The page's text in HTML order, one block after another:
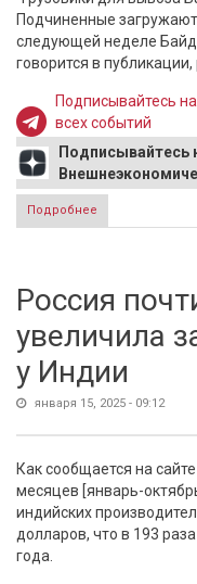
Подчиненные
следующей неделе
говорится в
Подписывайтесь
всех событий
Подписывайтесь
Подробнее
Россия
увеличила
у Индии
января 15, 2025 - 09:12
Как сообщается на
месяцев [январь-
индийских
долларов, что в 193
года.